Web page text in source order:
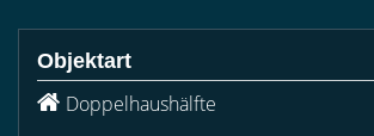
Objektart
Doppelhaushälfte